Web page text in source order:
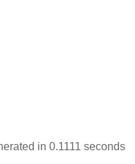
in 0.1111 seconds